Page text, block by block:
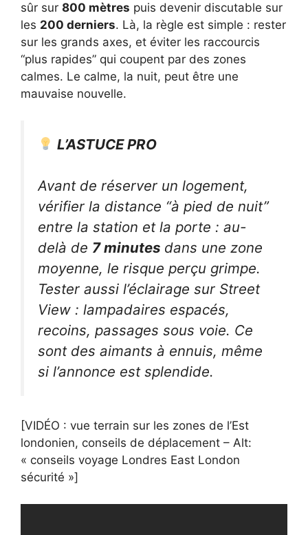
sûr sur 800 mètres puis devenir discutable sur
les 200 derniers. Là, la règle est simple : rester
sur les grands axes, et éviter les raccourcis
“plus rapides” qui coupent par des zones
calmes. Le calme, la nuit, peut être une
mauvaise nouvelle.
L’ASTUCE PRO
Avant de réserver un logement,
vérifier la distance “à pied de nuit”
entre la station et la porte : au-
delà de 7 minutes dans une zone
moyenne, le risque perçu grimpe.
Tester aussi l’éclairage sur Street
View : lampadaires espacés,
recoins, passages sous voie. Ce
sont des aimants à ennuis, même
si l’annonce est splendide.
[VIDÉO : vue terrain sur les zones de l’Est
londonien, conseils de déplacement – Alt:
« conseils voyage Londres East London
sécurité »]